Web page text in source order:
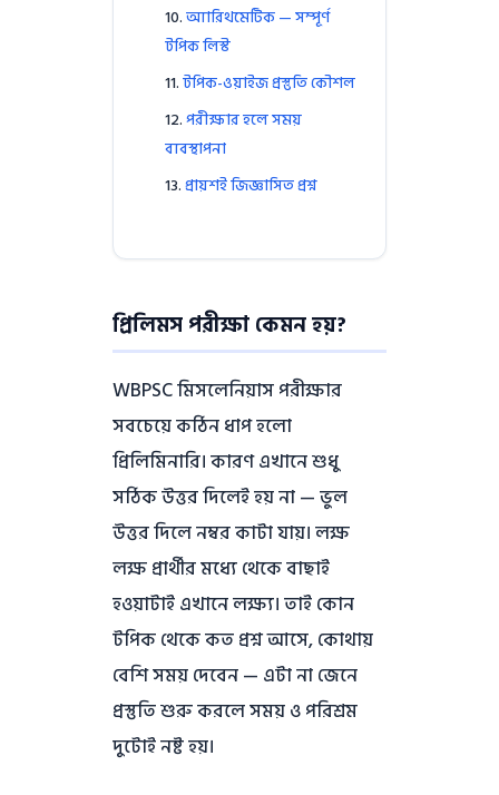
অ্যারিথমেটিক — সম্পূর্ণ
টপিক লিস্ট
টপিক-ওয়াইজ প্রস্তুতি কৌশল
পরীক্ষার হলে সময়
ব্যবস্থাপনা
প্রায়শই জিজ্ঞাসিত প্রশ্ন
প্রিলিমস পরীক্ষা কেমন হয়?
WBPSC মিসলেনিয়াস পরীক্ষার
সবচেয়ে কঠিন ধাপ হলো
প্রিলিমিনারি। কারণ এখানে শুধু
সঠিক উত্তর দিলেই হয় না — ভুল
উত্তর দিলে নম্বর কাটা যায়। লক্ষ
লক্ষ প্রার্থীর মধ্যে থেকে বাছাই
হওয়াটাই এখানে লক্ষ্য। তাই কোন
টপিক থেকে কত প্রশ্ন আসে, কোথায়
বেশি সময় দেবেন — এটা না জেনে
প্রস্তুতি শুরু করলে সময় ও পরিশ্রম
দুটোই নষ্ট হয়।